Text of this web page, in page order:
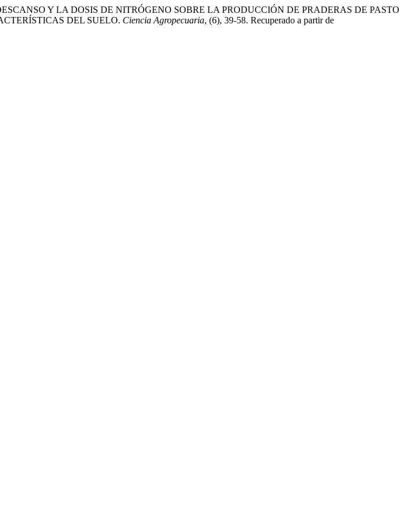
Y LA DOSIS DE NITRÓGENO SOBRE LA PRODUCCIÓN DE PRADERAS DE PASTO
DEL SUELO. Ciencia Agropecuaria, (6), 39-58. Recuperado a partir de